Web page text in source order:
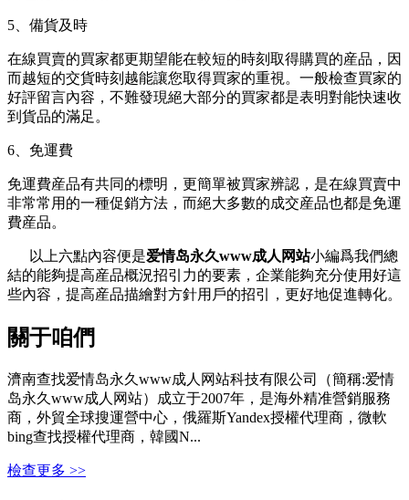
5、備貨及時
在線買賣的買家都更期望能在較短的時刻取得購買的産品，因
而越短的交貨時刻越能讓您取得買家的重視。一般檢查買家的
好評留言內容，不難發現絕大部分的買家都是表明對能快速收
到貨品的滿足。
6、免運費
免運費産品有共同的標明，更簡單被買家辨認，是在線買賣中
非常常用的一種促銷方法，而絕大多數的成交産品也都是免運
費産品。
以上六點內容便是爱情岛永久www成人网站小編爲我們總
結的能夠提高産品概況招引力的要素，企業能夠充分使用好這
些內容，提高産品描繪對方針用戶的招引，更好地促進轉化。
關于咱們
濟南查找爱情岛永久www成人网站科技有限公司（簡稱:爱情
岛永久www成人网站）成立于2007年，是海外精准營銷服務
商，外貿全球搜運營中心，俄羅斯Yandex授權代理商，微軟
bing查找授權代理商，韓國N...
檢查更多 >>